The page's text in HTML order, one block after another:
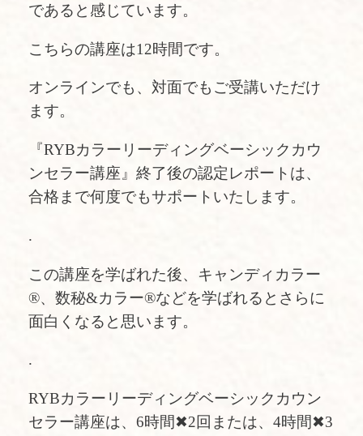
であると感じています。
こちらの講座は12時間です。
オンラインでも、対面でもご受講いただけ
ます。
『RYBカラーリーディングベーシックカウ
ンセラー講座』終了後の認定レポートは、
合格まで何度でもサポートいたします。
.
この講座を学ばれた後、キャンディカラー
®︎、数秘&カラー®︎などを学ばれるとさらに
面白くなると思います。
.
RYBカラーリーディングベーシックカウン
セラー講座は、6時間✖︎2回または、4時間✖︎3